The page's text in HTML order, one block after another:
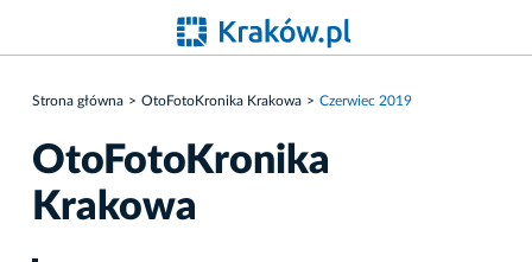
Strona główna OtoFotoKronika Krakowa Czerwiec 2019
OtoFotoKronika
Krakowa